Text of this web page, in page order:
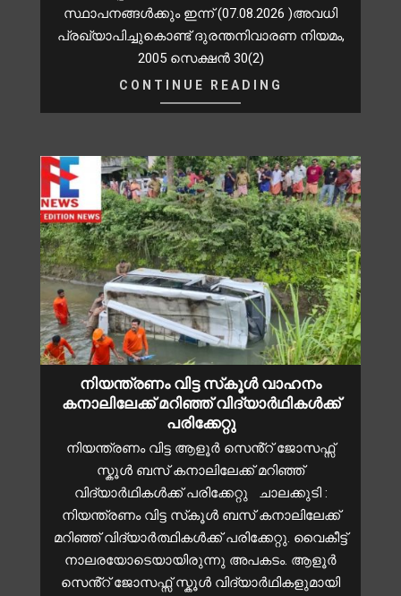
സ്ഥാപനങ്ങള്‍ക്കും ഇന്ന് (07.08.2026 )അവധി
പ്രഖ്യാപിച്ചുകൊണ്ട് ദുരന്തനിവാരണ നിയമം,
2005 സെക്ഷന്‍ 30(2)
CONTINUE READING
നിയന്ത്രണം വിട്ട സ്‌കൂൾ വാഹനം
കനാലിലേക്ക് മറിഞ്ഞ് വിദ്യാർഥികൾക്ക്
പരിക്കേറ്റു
നിയന്ത്രണം വിട്ട ആളൂർ സെൻ്റ് ജോസഫ്സ്
സ്കൂൾ ബസ് കനാലിലേക്ക് മറിഞ്ഞ്
വിദ്യാർഥികൾക്ക് പരിക്കേറ്റു ചാലക്കുടി :
നിയന്ത്രണം വിട്ട സ്‌കൂൾ ബസ് കനാലിലേക്ക്
മറിഞ്ഞ് വിദ്യാർത്ഥികൾക്ക് പരിക്കേറ്റു. വൈകീട്ട്
നാലരയോടെയായിരുന്നു അപകടം. ആളൂർ
സെൻ്റ് ജോസഫ്സ് സ്കൂൾ വിദ്യാർഥികളുമായി